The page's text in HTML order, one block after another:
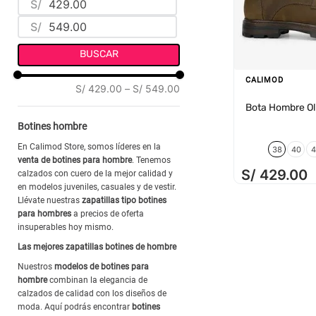
(6)
S/
S/
BUSCAR
S/ 429.00 – S/ 549.00
Botines hombre
En Calimod Store, somos líderes en la
venta de botines para hombre. Tenemos
calzados con cuero de la mejor calidad y
en modelos juveniles, casuales y de vestir.
Llévate nuestras zapatillas tipo botines
para hombres a precios de oferta
insuperables hoy mismo.
Las mejores zapatillas botines de hombre
Nuestros modelos de botines para
hombrecombinan la elegancia de
calzados de calidad con los diseños de
moda. Aquí podrás encontrar botines
CALIMOD
Bota Hombre
38 40
S/ 429.00